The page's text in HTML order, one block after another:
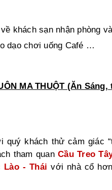
khách sạn nhận phòng
dạo chơi uống Café …
MA THUỘT (Ăn
quý khách thử cảm giác
tham quanCầuTreo
Lào - Thái với nhà cổ